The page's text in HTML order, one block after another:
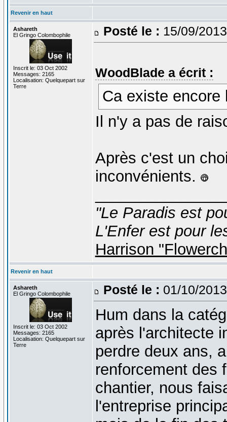
Revenir en haut
Ashareth
El Gringo Colombophile
Inscrit le: 03 Oct 2002
Messages: 2165
Localisation: Quelquepart sur
Terre
Posté le : 15/09/
WoodBlade a écrit :
Ca existe
Il n'y a pas de
Après c'est un
inconvénients.
"Le Paradis est
L'Enfer est pour
Harrison
Revenir en haut
Ashareth
El Gringo Colombophile
Inscrit le: 03 Oct 2002
Messages: 2165
Localisation: Quelquepart sur
Terre
Posté le : 01/10/
Hum dans la
après l'architecte
perdre deux ans,
renforcement des
chantier, nous
l'entreprise